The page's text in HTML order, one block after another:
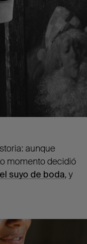
aunque
momento decidió
suyo de boda, y